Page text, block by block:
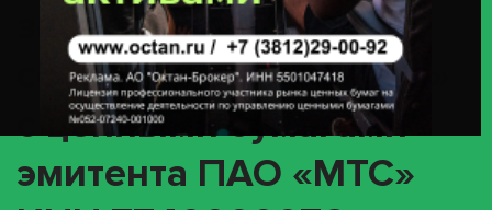
заседание общего
собрания акционеров»
с ценными бумагами
эмитента ПАО «МТС»